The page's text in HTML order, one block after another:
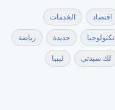
اقتصاد الخدمات
تكنولوجيا جديدة رياضة
لك سيدتي ليبيا